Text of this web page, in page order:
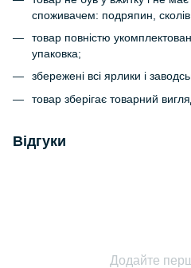
споживачем: подряпин,
товар повністю
упаковка;
збережені всі ярлики і
товар зберігає товарний
Відгуки
Додайте